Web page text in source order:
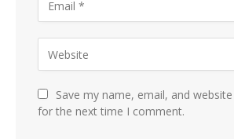
Save my name, email, and
for the next time I comment.